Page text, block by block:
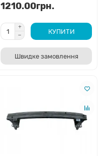
1210.00грн.
КУПИТИ
Швидке замовлення